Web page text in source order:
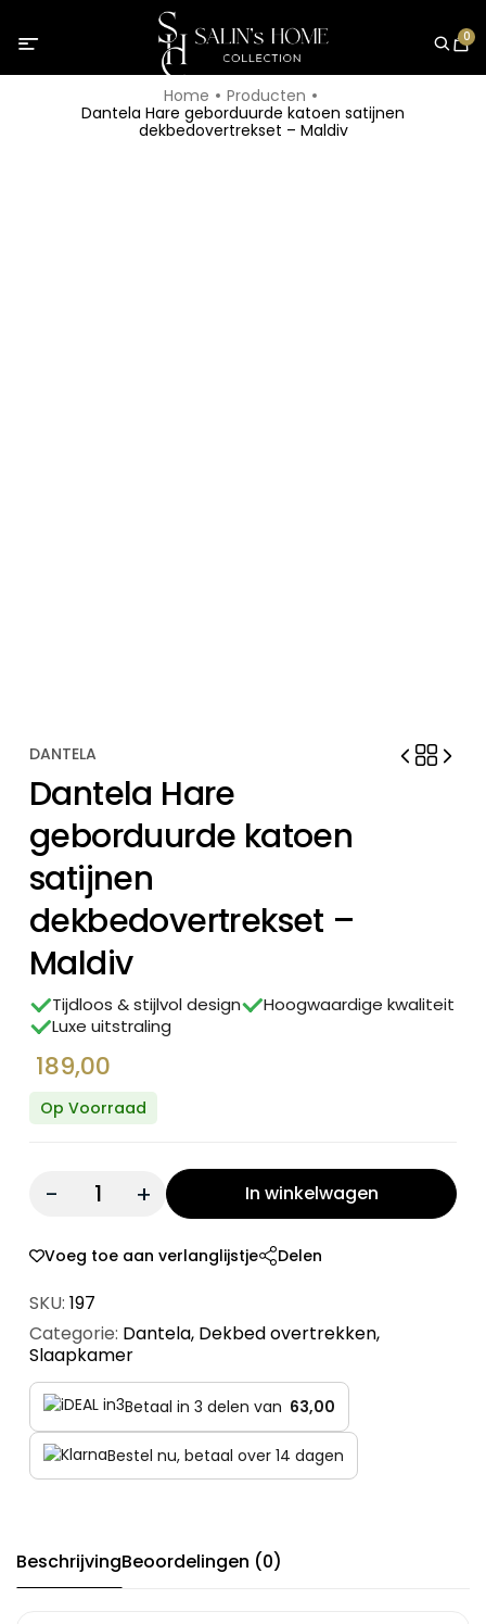
0
Home
Producten
Dantela Hare geborduurde katoen satijnen
dekbedovertrekset – Maldiv
DANTELA
Dantela Hare
geborduurde katoen
satijnen
dekbedovertrekset –
Maldiv
Tijdloos & stijlvol design
Hoogwaardige kwaliteit
Luxe uitstraling
189,00
Op Voorraad
Quantity: In winkelwagen
Voeg toe aan verlanglijstje Delen
SKU: 197
Categorie: Dantela, Dekbed overtrekken,
Slaapkamer
Betaal in 3 delen van 63,00
Bestel nu, betaal over 14 dagen
BeschrijvingBeoordelingen (0)